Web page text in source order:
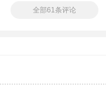
全部61条评论